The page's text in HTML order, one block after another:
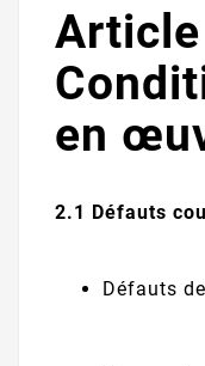
en
2.1 Défauts
Défauts